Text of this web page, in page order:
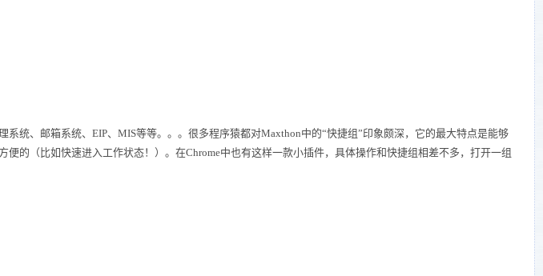
、邮箱系统、EIP、MIS等等。。。很多程序猿都对Maxthon中的“快捷组”印象颇深，它的最大特点是能够
的（比如快速进入工作状态！）。在Chrome中也有这样一款小插件，具体操作和快捷组相差不多，打开一组